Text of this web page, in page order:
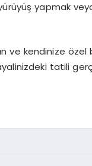
yapmak
ve kendinize
tatili